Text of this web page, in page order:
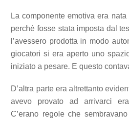
La componente emotiva era
perché fosse stata imposta dal
l’avessero prodotta in modo
giocatori si era aperto uno
iniziato a pesare. E questo
D’altra parte era altrettanto
avevo provato ad arrivarci
C’erano regole che